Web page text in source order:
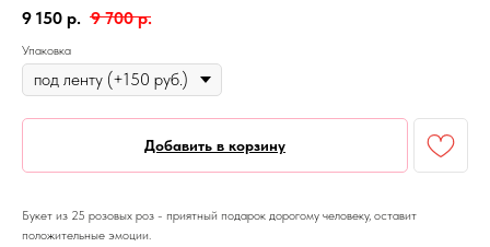
9 150 р. 9 700 р.
Упаковка
Добавить в корзину
Букет из 25 розовых роз - приятный подарок дорогому человеку, оставит
положительные эмоции.